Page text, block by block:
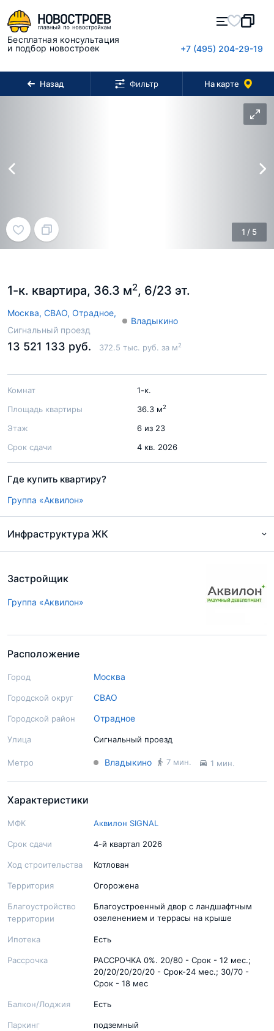
Бесплатная консультация
и подбор новостроек
+7 (495) 204-29-19
Назад Фильтр На карте
1-к. квартира, 36.3 м2, 6/23 эт.
Москва, СВАО, Отрадное,
Сигнальный проезд
Владыкино
1 / 5
13 521 133 руб. 372.5 тыс. руб. за м2
Комнат
1-к.
Площадь квартиры
36.3 м2
Этаж
6 из 23
Срок сдачи
4 кв. 2026
Где купить квартиру?
Группа «Аквилон»
Застройщик
Группа «Аквилон»
Расположение
Город Москва
Городской округ СВАО
Городской район Отрадное
Улица Сигнальный проезд
Метро Владыкино 7 мин. 1 мин.
Характеристики
МФК Аквилон SIGNAL
Срок сдачи 4-й квартал 2026
Ход строительства Котлован
Территория Огорожена
Благоустройство
территории
Благоустроенный двор с ландшафтным
озеленением и террасы на крыше
Ипотека Есть
Рассрочка
РАССРОЧКА 0%. 20/80 - Срок - 12 мес.;
20/20/20/20/20 - Срок-24 мес.; 30/70 -
Срок - 18 мес
Балкон/Лоджия Есть
Паркинг подземный
Инфраструктура ЖК